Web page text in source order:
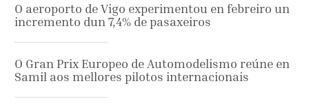
O aeroporto de Vigo experimentou en febreiro un
incremento dun 7,4% de pasaxeiros
O Gran Prix Europeo de Automodelismo reúne en
Samil aos mellores pilotos internacionais